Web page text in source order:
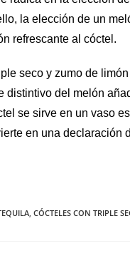
la elección de un
refrescante al cóctel.
seco y zumo de
distintivo del melón
se sirve en un vaso
en una
, CÓCTELES CON TRIPLE